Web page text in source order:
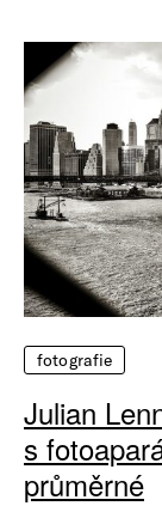
fotografie
Julian
s
průměrné